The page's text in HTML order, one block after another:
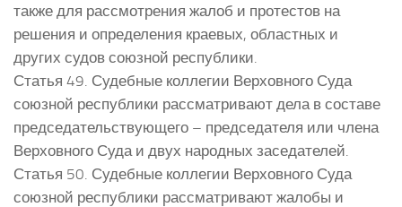
также для рассмотрения жалоб и протестов на
решения и определения краевых, областных и
других судов союзной республики.
Статья 49. Судебные коллегии Верховного Суда
союзной республики рассматривают дела в составе
председательствующего – председателя или члена
Верховного Суда и двух народных заседателей.
Статья 50. Судебные коллегии Верховного Суда
союзной республики рассматривают жалобы и